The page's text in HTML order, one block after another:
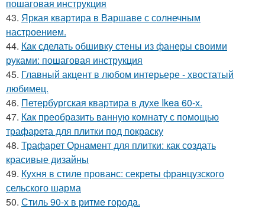
пошаговая инструкция
43. Яркая квартира в Варшаве с солнечным
настроением.
44. Как сделать обшивку стены из фанеры своими
руками: пошаговая инструкция
45. Главный акцент в любом интерьере - хвостатый
любимец.
46. Петербургская квартира в духе Ikea 60-х.
47. Как преобразить ванную комнату с помощью
трафарета для плитки под покраску
48. Трафарет Орнамент для плитки: как создать
красивые дизайны
49. Кухня в стиле прованс: секреты французского
сельского шарма
50. Стиль 90-х в ритме города.